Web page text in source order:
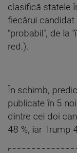
clasifică statele
fiecărui candidat
"probabil", de la
red.).
În schimb,
publicate în 5
dintre cei doi
48 %, iar Trump